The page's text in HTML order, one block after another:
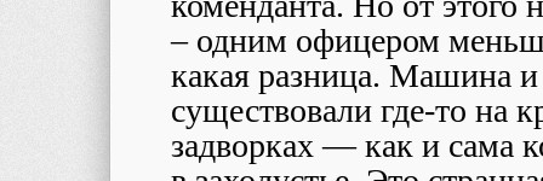
– одним офицером
какая разница. Машина
существовали где-то на
задворках — как и сама